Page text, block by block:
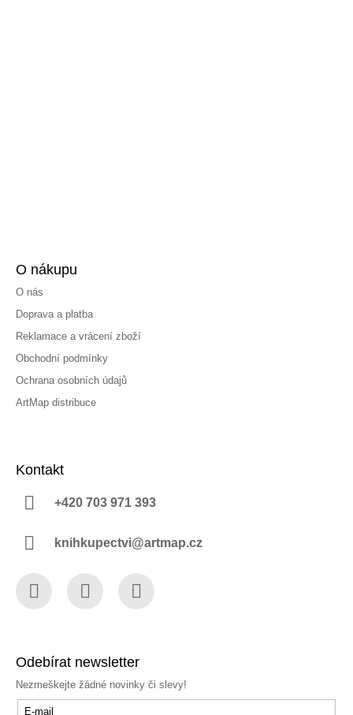
O nákupu
O nás
Doprava a platba
Reklamace a vrácení zboží
Obchodní podmínky
Ochrana osobních údajů
ArtMap distribuce
Kontakt
+420 703 971 393
knihkupectvi@artmap.cz
Odebírat newsletter
Nezmeškejte žádné novinky či slevy!
E-mail